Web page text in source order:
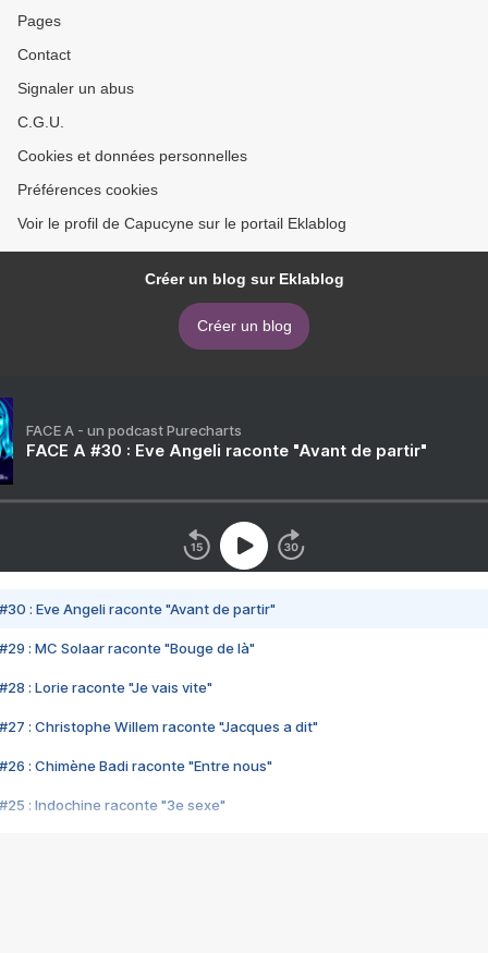
Pages
Contact
Signaler un abus
C.G.U.
Cookies et données personnelles
Préférences cookies
Voir le profil de Capucyne sur le portail Eklablog
Créer un blog sur Eklablog
Créer un blog
FACE A - un podcast Purecharts
FACE A #30 : Eve Angeli raconte "Avant de partir"
#30 : Eve Angeli raconte "Avant de partir"
#29 : MC Solaar raconte "Bouge de là"
#28 : Lorie raconte "Je vais vite"
#27 : Christophe Willem raconte "Jacques a dit"
#26 : Chimène Badi raconte "Entre nous"
#25 : Indochine raconte "3e sexe"